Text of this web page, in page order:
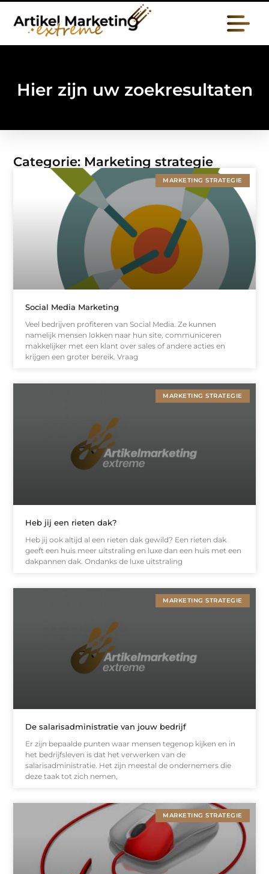
Hier zijn uw zoekresultaten
Categorie: Marketing strategie
MARKETING STRATEGIE
Social Media Marketing
Veel bedrijven profiteren van Social Media. Ze kunnen
namelijk mensen lokken naar hun site, communiceren
makkelijker met een klant over sales of andere acties en
krijgen een groter bereik. Vraag
MARKETING STRATEGIE
Heb jij een rieten dak?
Heb jij ook altijd al een rieten dak gewild? Een rieten dak
geeft een huis meer uitstraling en luxe dan een huis met een
dakpannen dak. Ondanks de luxe uitstraling
MARKETING STRATEGIE
De salarisadministratie van jouw bedrijf
Er zijn bepaalde punten waar mensen tegenop kijken en in
het bedrijfsleven is dat het verwerken van de
salarisadministratie. Het zijn meestal de ondernemers die
deze taak tot zich nemen,
MARKETING STRATEGIE